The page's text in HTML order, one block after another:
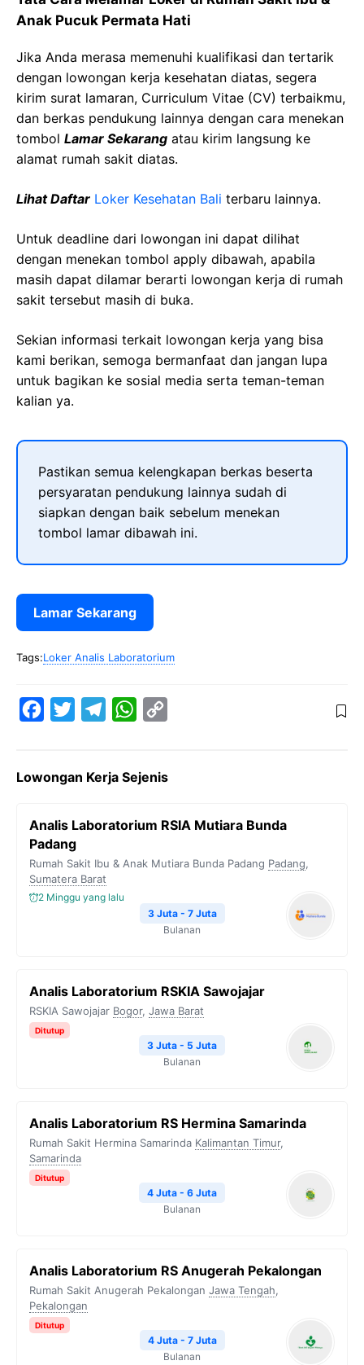
Anak Pucuk Permata Hati
Jika Anda merasa memenuhi kualifikasi dan tertarik
dengan lowongan kerja kesehatan diatas, segera
kirim surat lamaran, Curriculum Vitae (CV) terbaikmu,
dan berkas pendukung lainnya dengan cara menekan
tombol Lamar Sekarang atau kirim langsung ke
alamat rumah sakit diatas.
Lihat Daftar Loker Kesehatan Bali terbaru lainnya.
Untuk deadline dari lowongan ini dapat dilihat
dengan menekan tombol apply dibawah, apabila
masih dapat dilamar berarti lowongan kerja di rumah
sakit tersebut masih di buka.
Sekian informasi terkait lowongan kerja yang bisa
kami berikan, semoga bermanfaat dan jangan lupa
untuk bagikan ke sosial media serta teman-teman
kalian ya.
Pastikan semua kelengkapan berkas beserta
persyaratan pendukung lainnya sudah di
siapkan dengan baik sebelum menekan
tombol lamar dibawah ini.
Lamar Sekarang
Tags:Loker Analis Laboratorium
e
o
k
t
e
r
e
r
W
t
A
p
y
i
n
Lowongan Kerja Sejenis
Analis Laboratorium RSIA Mutiara Bunda
Padang
Rumah Sakit Ibu & Anak Mutiara Bunda Padang Padang,
Sumatera Barat
2 Minggu yang lalu
3 Juta - 7 Juta
Bulanan
Analis Laboratorium RSKIA Sawojajar
RSKIA Sawojajar Bogor, Jawa Barat
Ditutup
3 Juta - 5 Juta
Bulanan
Analis Laboratorium RS Hermina Samarinda
Rumah Sakit Hermina Samarinda Kalimantan Timur,
Samarinda
Ditutup
4 Juta - 6 Juta
Bulanan
Analis Laboratorium RS Anugerah Pekalongan
Rumah Sakit Anugerah Pekalongan Jawa Tengah,
Pekalongan
Ditutup
4 Juta - 7 Juta
Bulanan